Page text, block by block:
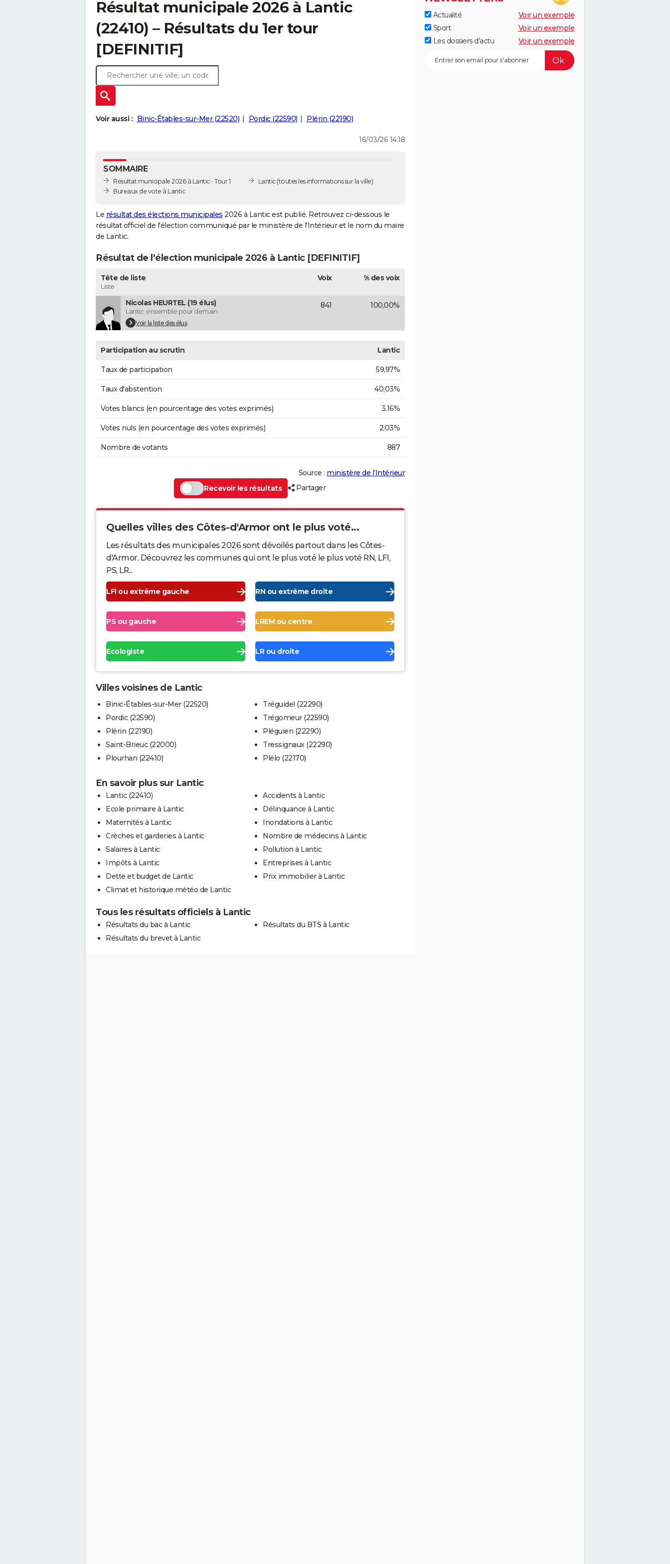
Résultat municipale 2026 à Lantic
(22410) – Résultats du 1er tour
[DEFINITIF]
Voir aussi : Binic-Étables-sur-Mer (22520) Pordic (22590) Plérin (22190)
16/03/26 14:18
SOMMAIRE
Résultat municipale 2026 à Lantic - Tour 1
Bureaux de vote à Lantic
Lantic(toutes les informations sur la ville)
Le résultat des élections municipales 2026 à Lantic est publié. Retrouvez ci-dessous le
résultat officiel de l'élection communiqué par le ministère de l'Intérieur et le nom du maire
de Lantic.
Résultat de l'élection municipale 2026 à Lantic [DEFINITIF]
Tête de liste
Liste
Voix % des voix
Nicolas HEURTEL (19 élus)
Lantic: ensemble pour demain
Voir la liste des élus
841 100,00%
Participation au scrutin Lantic
Taux de participation 59,97%
Taux d'abstention 40,03%
Votes blancs (en pourcentage des votes exprimés) 3,16%
Votes nuls (en pourcentage des votes exprimés) 2,03%
Nombre de votants 887
Source : ministère de l’Intérieur
Recevoir les résultats
Partager
Quelles villes des Côtes-d'Armor ont le plus voté...
Les résultats des municipales 2026 sont dévoilés partout dans les Côtes-
d'Armor. Découvrez les communes qui ont le plus voté le plus voté RN, LFI,
PS, LR...
LFI ou extrême gauche RN ou extrême droite
PS ou gauche LREM ou centre
Ecologiste LR ou droite
Villes voisines de Lantic
Binic-Étables-sur-Mer (22520)
Pordic (22590)
Plérin (22190)
Saint-Brieuc (22000)
Plourhan (22410)
Tréguidel (22290)
Trégomeur (22590)
Pléguien (22290)
Tressignaux (22290)
Plélo (22170)
En savoir plus sur Lantic
Lantic (22410)
Ecole primaire à Lantic
Maternités à Lantic
Crèches et garderies à Lantic
Salaires à Lantic
Impôts à Lantic
Dette et budget de Lantic
Climat et historique météo de Lantic
Accidents à Lantic
Délinquance à Lantic
Inondations à Lantic
Nombre de médecins à Lantic
Pollution à Lantic
Entreprises à Lantic
Prix immobilier à Lantic
Tous les résultats officiels à Lantic
Résultats du bac à Lantic
Résultats du brevet à Lantic
Résultats du BTS à Lantic
Actualité
Voir un exemple
Sport
Voir un exemple
Les dossiers d'actu
Voir un exemple